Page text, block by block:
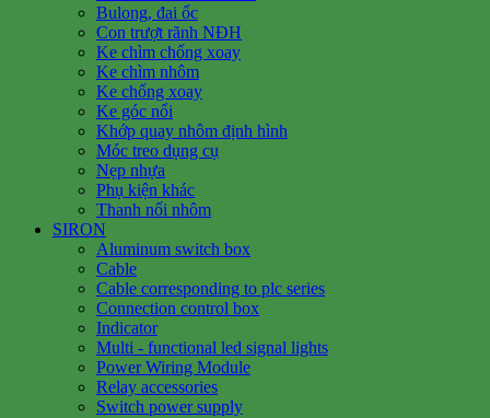
Bulong, đai ốc
Con trượt rãnh NĐH
Ke chìm chống xoay
Ke chìm nhôm
Ke chống xoay
Ke góc nổi
Khớp quay nhôm định hình
Móc treo dụng cụ
Nẹp nhựa
Phụ kiện khác
Thanh nối nhôm
SIRON
Aluminum switch box
Cable
Cable corresponding to plc series
Connection control box
Indicator
Multi - functional led signal lights
Power Wiring Module
Relay accessories
Switch power supply